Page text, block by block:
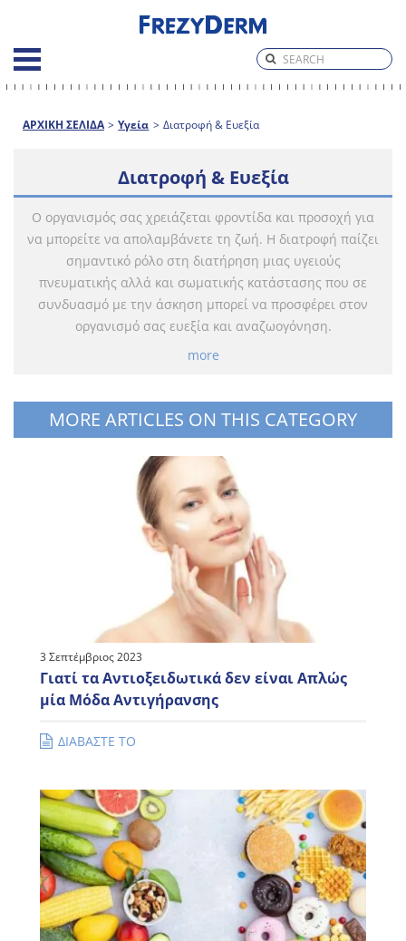
ΑΡΧΙΚΗ ΣΕΛΙΔΑ > Υγεία > Διατροφή & Ευεξία
Διατροφή & Ευεξία
Ο οργανισμός σας χρειάζεται φροντίδα και προσοχή για
να μπορείτε να απολαμβάνετε τη ζωή. Η διατροφή παίζει
σημαντικό ρόλο στη διατήρηση μιας υγειούς
πνευματικής αλλά και σωματικής κατάστασης που σε
συνδυασμό με την άσκηση μπορεί να προσφέρει στον
οργανισμό σας ευεξία και αναζωογόνηση.
more
MORE ARTICLES ON THIS CATEGORY
3 Σεπτέμβριος 2023
Γιατί τα Αντιοξειδωτικά δεν είναι Απλώς
μία Μόδα Αντιγήρανσης
ΔΙΑΒΑΣΤΕ ΤΟ